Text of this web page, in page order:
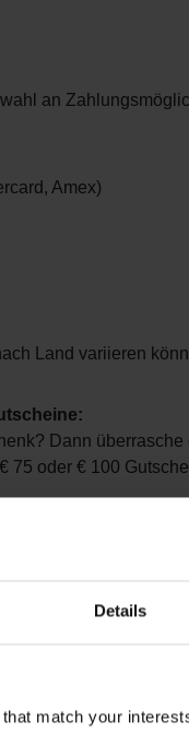
Details
match your
an
Amex)
Land variieren
Dann
75 oder € 100
kann passieren.
sind bis zum
wir deine
zurück?